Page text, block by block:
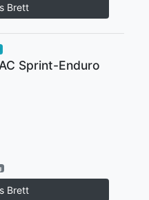
Brett
Sprint-Enduro
Brett